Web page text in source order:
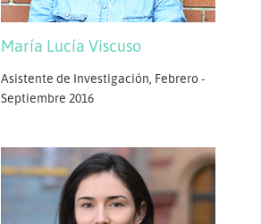
María Lucía Viscuso
Asistente de Investigación, Febrero -
Septiembre 2016